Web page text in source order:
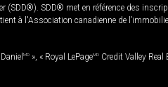
(SDD®). SDD® met en référence des
à l'Association canadienne de
MD », « Royal LePageMD Credit Valley Real